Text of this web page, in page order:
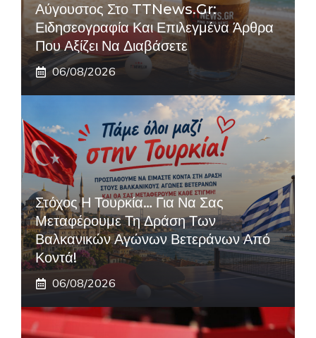
Αύγουστος Στο TTNews.gr:
Ειδησεογραφία Και Επιλεγμένα Άρθρα
Που Αξίζει Να Διαβάσετε
06/08/2026
Στόχος Η Τουρκία… Για Να Σας
Μεταφέρουμε Τη Δράση Των
Βαλκανικών Αγώνων Βετεράνων Από
Κοντά!
06/08/2026